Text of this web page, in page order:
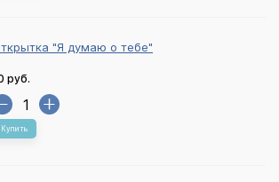
"Я думаю о тебе"
руб.
Купить